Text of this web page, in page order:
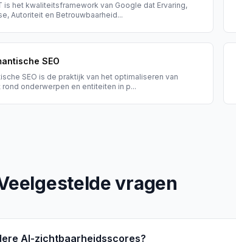
is het kwaliteitsframework van Google dat Ervaring,
Autoriteit en Betrouwbaarheid...
SEO
SEO is de praktijk van het optimaliseren van
rond onderwerpen en entiteiten in p...
vragen
AI-zichtbaarheidsscores?